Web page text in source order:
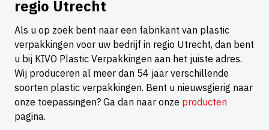
regio Utrecht
Als u op zoek bent naar een fabrikant van plastic
verpakkingen voor uw bedrijf in regio Utrecht, dan bent
u bij KIVO Plastic Verpakkingen aan het juiste adres.
Wij produceren al meer dan 54 jaar verschillende
soorten plastic verpakkingen. Bent u nieuwsgierig naar
onze toepassingen? Ga dan naar onze producten
pagina.